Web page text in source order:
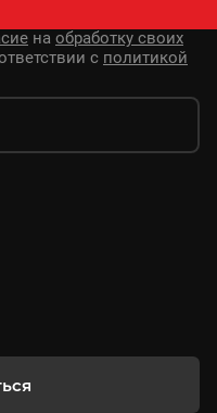
на обработку своих
с политикой